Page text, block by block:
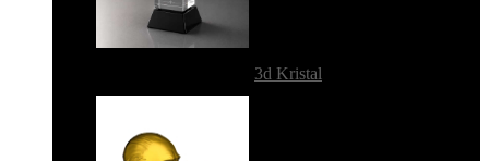
3d Kristal